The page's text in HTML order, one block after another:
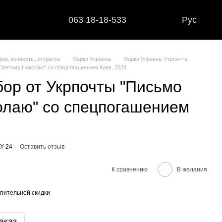
063 18-18-533 Рус
конверты, открытки Марки Украины
Марки Украины Укрпочта
Николаю" со спецпогашением Киев, 2024
от Укрпочты "Письмо
со спецпогашением
24 Оставить отзыв
К сравнению В желания
скидки